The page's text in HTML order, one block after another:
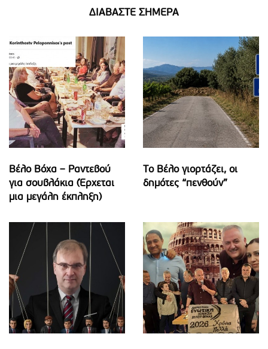
ΔΙΑΒΑΣΤΕ ΣΗΜΕΡΑ
Βέλο Βόχα – Ραντεβού
για σουβλάκια (Έρχεται
μια μεγάλη έκπληξη)
Το Βέλο γιορτάζει, οι
δημότες “πενθούν”